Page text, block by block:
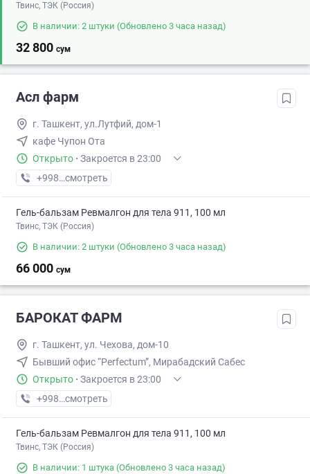
Твинс, ТЭК (Россия)
В наличии: 2 штуки (Обновлено 3 часа назад)
32 800 сум
Асл фарм
г. Ташкент, ул.Лутфий, дом-1
кафе Чупон Ота
Открыто · Закроется в 23:00
+998 (99) XXX-XX-XX
смотреть
Гель-бальзам Ревмалгон для тела 911, 100 мл
Твинс, ТЭК (Россия)
В наличии: 2 штуки (Обновлено 3 часа назад)
66 000 сум
БАРОКАТ ФАРМ
г. Ташкент, ул. Чехова, дом-10
Бывший офис “Perfectum”, Мирабадский Сабес
Открыто · Закроется в 23:00
+998 (94) XXX-XX-XX
смотреть
Гель-бальзам Ревмалгон для тела 911, 100 мл
Твинс, ТЭК (Россия)
В наличии: 1 штука (Обновлено 3 часа назад)